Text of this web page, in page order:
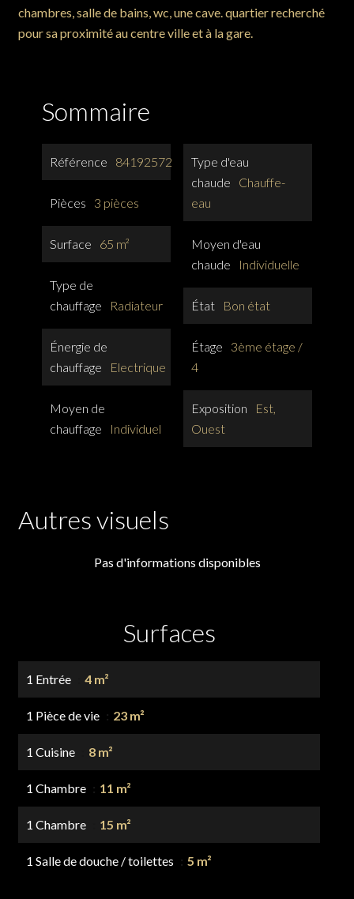
chambres, salle de bains, wc, une cave. quartier recherché
pour sa proximité au centre ville et à la gare.
Sommaire
Référence 84192572
Pièces 3 pièces
Surface 65 m²
Type de
chauffage
Radiateur
Énergie de
chauffage
Electrique
Moyen de
chauffage
Individuel
Type d'eau
chaude
Chauffe-
eau
Moyen d'eau
chaude
Individuelle
État Bon état
Étage
3ème étage /
4
Exposition
Est,
Ouest
Autres visuels
Pas d'informations disponibles
Surfaces
1 Entrée 4 m²
1 Pièce de vie 23 m²
1 Cuisine 8 m²
1 Chambre 11 m²
1 Chambre 15 m²
1 Salle de douche / toilettes 5 m²